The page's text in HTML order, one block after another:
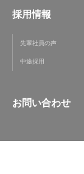
採用情報
先輩社員の声
中途採用
お問い合わせ